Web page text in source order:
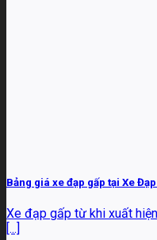
Bảng giá xe đạp gấp tại Xe
Xe đạp gấp từ khi xuất
[...]